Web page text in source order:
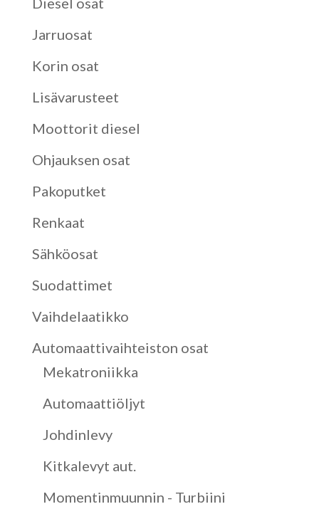
Jarruosat
Korin osat
Lisävarusteet
Moottorit diesel
Ohjauksen osat
Pakoputket
Renkaat
Sähköosat
Suodattimet
Vaihdelaatikko
Automaattivaihteiston osat
Mekatroniikka
Automaattiöljyt
Johdinlevy
Kitkalevyt aut.
Momentinmuunnin - Turbiini